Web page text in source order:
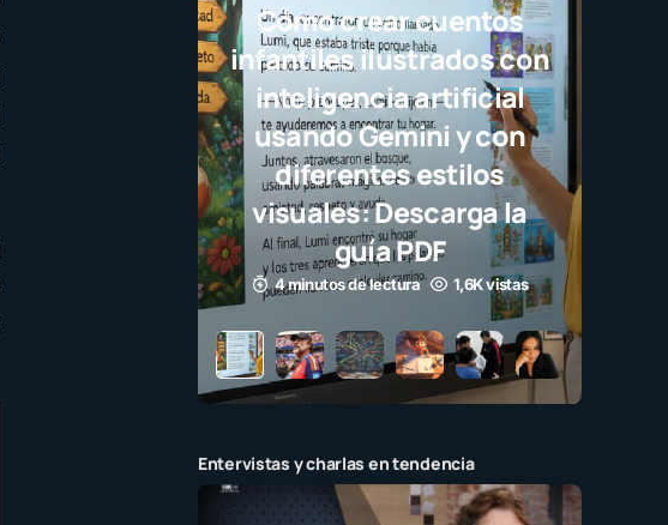
Cómo crear cuentos
infantiles ilustrados con
inteligencia artificial
usando Gemini y con
diferentes estilos
visuales: Descarga la
guía PDF
4 minutos de lectura 1,6K vistas
Entervistas y charlas en tendencia